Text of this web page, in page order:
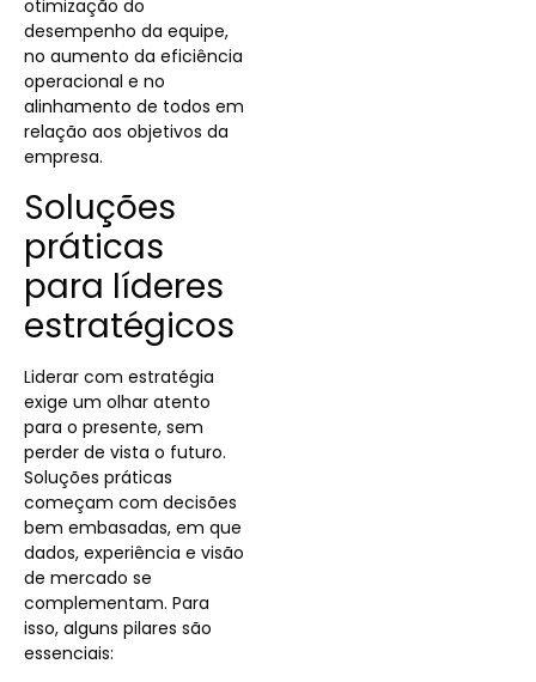
otimização do
desempenho da equipe,
no aumento da eficiência
operacional e no
alinhamento de todos em
relação aos objetivos da
empresa.
Soluções
práticas
para líderes
estratégicos
Liderar com estratégia
exige um olhar atento
para o presente, sem
perder de vista o futuro.
Soluções práticas
começam com decisões
bem embasadas, em que
dados, experiência e visão
de mercado se
complementam. Para
isso, alguns pilares são
essenciais: